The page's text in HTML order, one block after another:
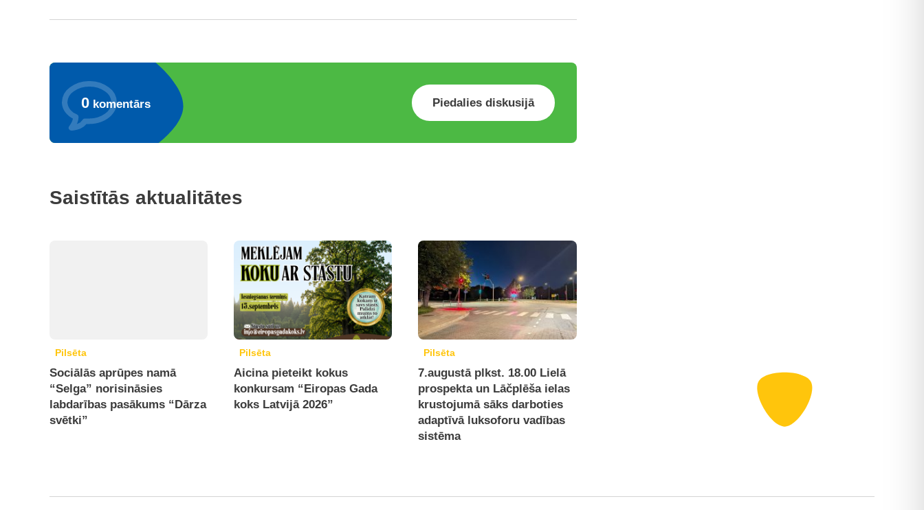
0 komentārs Piedalies diskusijā
Saistītās aktualitātes
Pilsēta
Sociālās aprūpes namā
“Selga” norisināsies
labdarības pasākums “Dārza
svētki”
Pilsēta
Aicina pieteikt kokus
konkursam “Eiropas Gada
koks Latvijā 2026”
Pilsēta
7.augustā plkst. 18.00 Lielā
prospekta un Lāčplēša ielas
krustojumā sāks darboties
adaptīvā luksoforu vadības
sistēma